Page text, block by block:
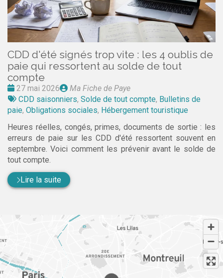
CDD d'été signés trop vite : les 4 oublis de
paie qui ressortent au solde de tout
compte
Date
:
27 mai 2026
Publié
par
Ma Fiche de Paye
Tags
:
CDD saisonniers, Solde de tout compte, Bulletins de
paie, Obligations sociales, Hébergement touristique
Heures réelles, congés, primes, documents de sortie : les
erreurs de paie sur les CDD d'été ressortent souvent en
septembre. Voici comment les prévenir avant le solde de
tout compte.
Lire la suite